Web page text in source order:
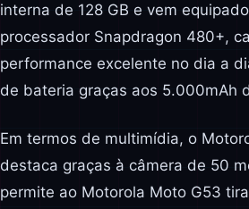
interna de 128 GB e vem
processador Snapdragon 480+,
performance excelente no dia a
de bateria graças aos 5.000mAh
Em termos de multimídia, o
destaca graças à câmera de 50
permite ao Motorola Moto G53